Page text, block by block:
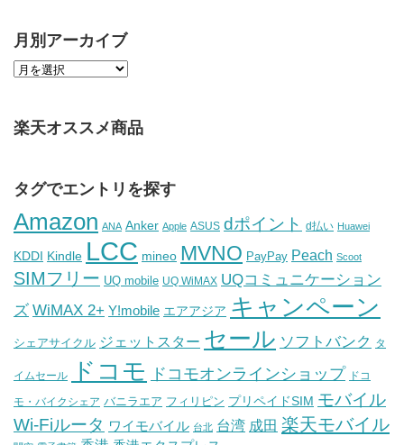
月別アーカイブ
楽天オススメ商品
タグでエントリを探す
Amazon ANA Anker Apple ASUS dポイント d払い Huawei
KDDI Kindle LCC mineo MVNO PayPay Peach Scoot
SIMフリー UQ mobile UQ WiMAX UQコミュニケーション
ズ WiMAX 2+ Y!mobile エアアジア キャンペーン
シェアサイクル ジェットスター セール ソフトバンク タ
イムセール ドコモ ドコモオンラインショップ ドコ
モ・バイクシェア バニラエア フィリピン プリペイドSIM モバイル
Wi-Fiルータ ワイモバイル 台北 台湾 成田 楽天モバイル